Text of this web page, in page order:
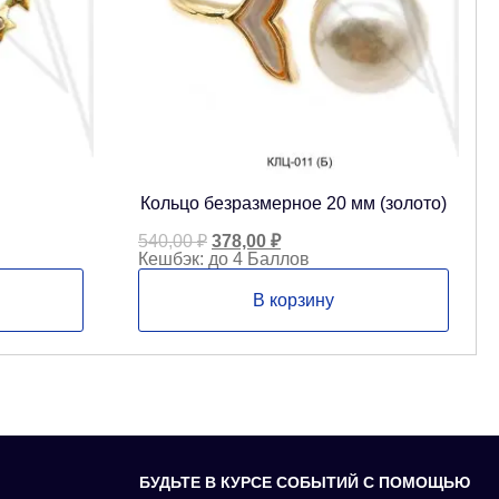
Кольцо безразмерное 20 мм (золото)
540,00₽ Первоначальная
цена
составляла
540,00 ₽.
378,00 ₽Текущая
цена:
378,00 ₽.
Кешбэк: до 4 Баллов
В корзину
БУДЬТЕ В КУРСЕ СОБЫТИЙ С ПОМОЩЬЮ